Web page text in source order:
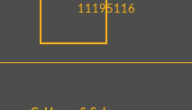
11195116